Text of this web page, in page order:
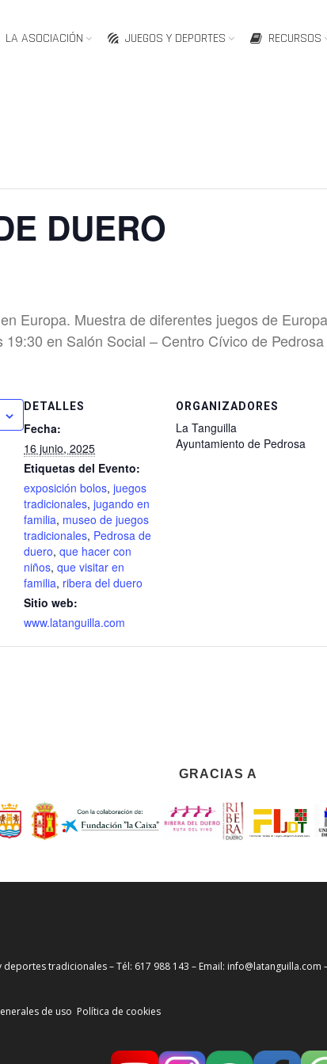
LA ASOCIACIÓN JUEGOS Y DEPORTES RECURSOS
DUERO
Europa. Muestra de diferentes juegos de
en Salón Social – Centro Cívico de
DETALLES
Fecha:
16 junio, 2025
Etiquetas del Evento:
exposición bolos, juegos
tradicionales, jugando en
familia, museo de juegos
tradicionales, Pedrosa de
duero, que hacer con
niños, que visitar en
familia, ribera del duero
Sitio web:
www.latanguilla.com
ORGANIZADORES
La Tanguilla
Ayuntamiento de Pedrosa
GRACIAS A
tradicionales – Tél: 617 988 143 – Email: info@latanguilla.com
de uso Política de cookies